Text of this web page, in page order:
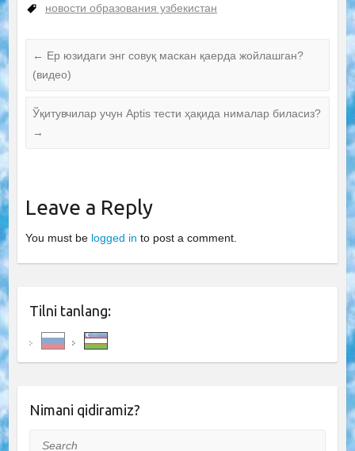
новости образования узбекистан
← Ер юзидаги энг совуқ маскан қаерда жойлашган?
(видео)
Ўқитувчилар учун Aptis тести ҳақида нималар биласиз?
→
Leave a Reply
You must be logged in to post a comment.
Tilni tanlang:
Nimani qidiramiz?
Search